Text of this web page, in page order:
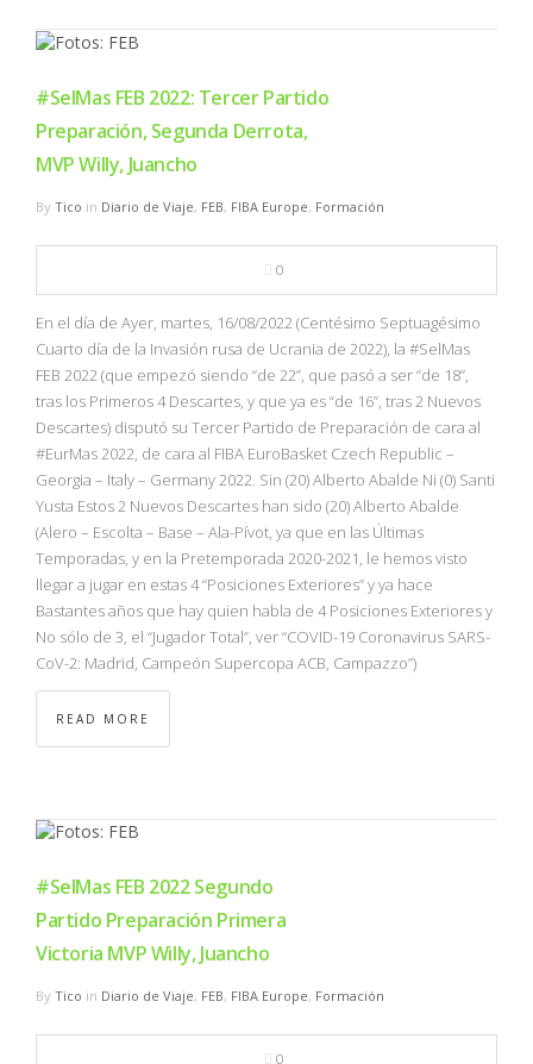
#SelMas FEB 2022: Tercer Partido
Preparación, Segunda Derrota,
MVP Willy, Juancho
By Tico in Diario de Viaje, FEB, FIBA Europe, Formación
0
En el día de Ayer, martes, 16/08/2022 (Centésimo Septuagésimo
Cuarto día de la Invasión rusa de Ucrania de 2022), la #SelMas
FEB 2022 (que empezó siendo “de 22”, que pasó a ser “de 18”,
tras los Primeros 4 Descartes, y que ya es “de 16”, tras 2 Nuevos
Descartes) disputó su Tercer Partido de Preparación de cara al
#EurMas 2022, de cara al FIBA EuroBasket Czech Republic –
Georgia – Italy – Germany 2022. Sin (20) Alberto Abalde Ni (0) Santi
Yusta Estos 2 Nuevos Descartes han sido (20) Alberto Abalde
(Alero – Escolta – Base – Ala-Pívot, ya que en las Últimas
Temporadas, y en la Pretemporada 2020-2021, le hemos visto
llegar a jugar en estas 4 “Posiciones Exteriores” y ya hace
Bastantes años que hay quien habla de 4 Posiciones Exteriores y
No sólo de 3, el “Jugador Total”, ver “COVID-19 Coronavirus SARS-
CoV-2: Madrid, Campeón Supercopa ACB, Campazzo”)
READ MORE
#SelMas FEB 2022 Segundo
Partido Preparación Primera
Victoria MVP Willy, Juancho
By Tico in Diario de Viaje, FEB, FIBA Europe, Formación
0